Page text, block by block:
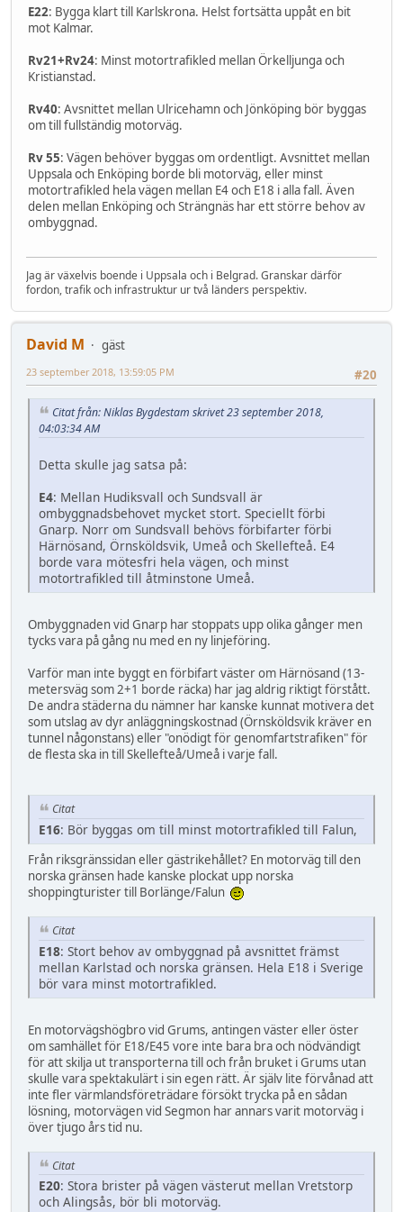
E22: Bygga klart till Karlskrona. Helst fortsätta uppåt en bit
mot Kalmar.
Rv21+Rv24: Minst motortrafikled mellan Örkelljunga och
Kristianstad.
Rv40: Avsnittet mellan Ulricehamn och Jönköping bör byggas
om till fullständig motorväg.
Rv 55: Vägen behöver byggas om ordentligt. Avsnittet mellan
Uppsala och Enköping borde bli motorväg, eller minst
motortrafikled hela vägen mellan E4 och E18 i alla fall. Även
delen mellan Enköping och Strängnäs har ett större behov av
ombyggnad.
Jag är växelvis boende i Uppsala och i Belgrad. Granskar därför
fordon, trafik och infrastruktur ur två länders perspektiv.
David M
gäst
#20
23 september 2018, 13:59:05 PM
Citat från: Niklas Bygdestam skrivet 23 september 2018,
04:03:34 AM
Detta skulle jag satsa på:
E4: Mellan Hudiksvall och Sundsvall är
ombyggnadsbehovet mycket stort. Speciellt förbi
Gnarp. Norr om Sundsvall behövs förbifarter förbi
Härnösand, Örnsköldsvik, Umeå och Skellefteå. E4
borde vara mötesfri hela vägen, och minst
motortrafikled till åtminstone Umeå.
Ombyggnaden vid Gnarp har stoppats upp olika gånger men
tycks vara på gång nu med en ny linjeföring.
Varför man inte byggt en förbifart väster om Härnösand (13-
metersväg som 2+1 borde räcka) har jag aldrig riktigt förstått.
De andra städerna du nämner har kanske kunnat motivera det
som utslag av dyr anläggningskostnad (Örnsköldsvik kräver en
tunnel någonstans) eller "onödigt för genomfartstrafiken" för
de flesta ska in till Skellefteå/Umeå i varje fall.
Citat
E16: Bör byggas om till minst motortrafikled till Falun,
Från riksgränssidan eller gästrikehållet? En motorväg till den
norska gränsen hade kanske plockat upp norska
shoppingturister till Borlänge/Falun
Citat
E18: Stort behov av ombyggnad på avsnittet främst
mellan Karlstad och norska gränsen. Hela E18 i Sverige
bör vara minst motortrafikled.
En motorvägshögbro vid Grums, antingen väster eller öster
om samhället för E18/E45 vore inte bara bra och nödvändigt
för att skilja ut transporterna till och från bruket i Grums utan
skulle vara spektakulärt i sin egen rätt. Är själv lite förvånad att
inte fler värmlandsföreträdare försökt trycka på en sådan
lösning, motorvägen vid Segmon har annars varit motorväg i
över tjugo års tid nu.
Citat
E20: Stora brister på vägen västerut mellan Vretstorp
och Alingsås, bör bli motorväg.